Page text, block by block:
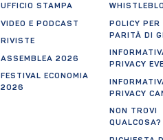
UFFICIO STAMPA
VIDEO E PODCAST
RIVISTE
ASSEMBLEA 2026
FESTIVAL ECONOMIA
2026
POLICY PER
PARITÀ DI
PRIVACY
PRIVACY
NON TROVI
QUALCOSA?